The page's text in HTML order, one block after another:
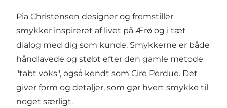
Pia Christensen designer og fremstiller
smykker inspireret af livet på Ærø og i tæt
dialog med dig som kunde. Smykkerne er både
håndlavede og støbt efter den gamle metode
"tabt voks", også kendt som Cire Perdue. Det
giver form og detaljer, som gør hvert smykke til
noget særligt.